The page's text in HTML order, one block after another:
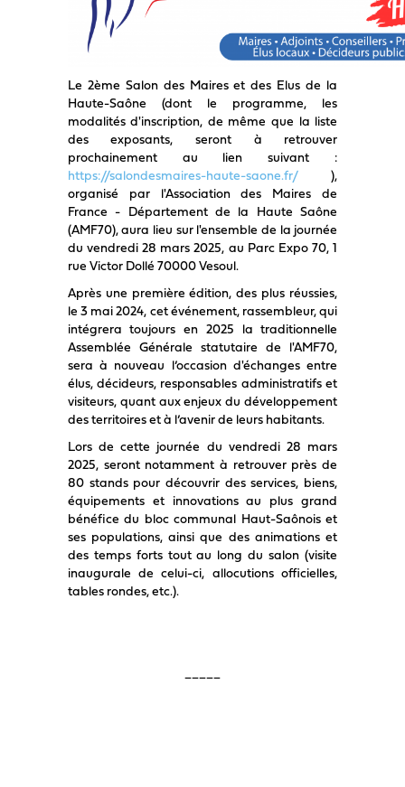
Le 2ème Salon des Maires et des Elus de la
Haute-Saône (dont le programme, les
modalités d'inscription, de même que la liste
des exposants, seront à retrouver
prochainement au lien suivant :
https://salondesmaires-haute-saone.fr/),
organisé par l'Association des Maires de
France - Département de la Haute Saône
(AMF70), aura lieu sur l'ensemble de la journée
du vendredi 28 mars 2025, au Parc Expo 70, 1
rue Victor Dollé 70000 Vesoul.
Après une première édition, des plus réussies,
le 3 mai 2024, cet événement, rassembleur, qui
intégrera toujours en 2025 la traditionnelle
Assemblée Générale statutaire de l'AMF70,
sera à nouveau l’occasion d'échanges entre
élus, décideurs, responsables administratifs et
visiteurs, quant aux enjeux du développement
des territoires et à l’avenir de leurs habitants.
Lors de cette journée du vendredi 28 mars
2025, seront notamment à retrouver près de
80 stands pour découvrir des services, biens,
équipements et innovations au plus grand
bénéfice du bloc communal Haut-Saônois et
ses populations, ainsi que des animations et
des temps forts tout au long du salon (visite
inaugurale de celui-ci, allocutions officielles,
tables rondes, etc.).